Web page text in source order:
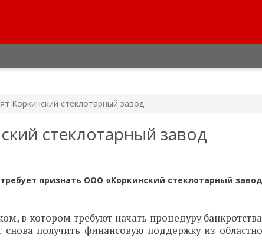
Коркинский стеклотарный завод
стеклотарный завод
признать ООО «Коркинский стеклотарный
в котором требуют начать процедуру
получить финансовую поддержку из